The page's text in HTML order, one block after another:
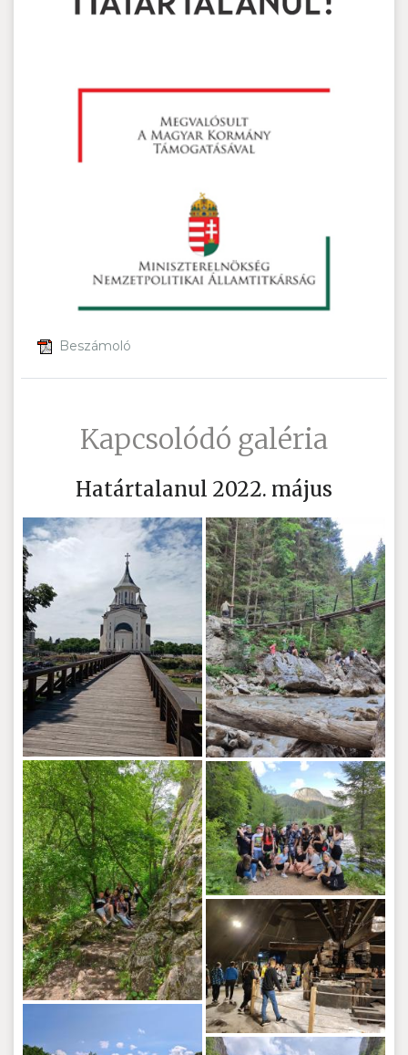
Beszámoló
Kapcsolódó galéria
Határtalanul 2022. május